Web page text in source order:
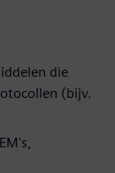
die
(bijv.